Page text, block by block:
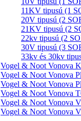
11KV tipusú (1
20V tipusú (2
21KV tipusú (2
22kv tipusú (2
30V tipusú (3
33kv és 30kv
Vogel & Noot Vonova
Vogel & Noot Vonova
Vogel & Noot Vonova
Vogel & Noot Vonova
Vogel & Noot Vonova
Vogel & Noot Vonova